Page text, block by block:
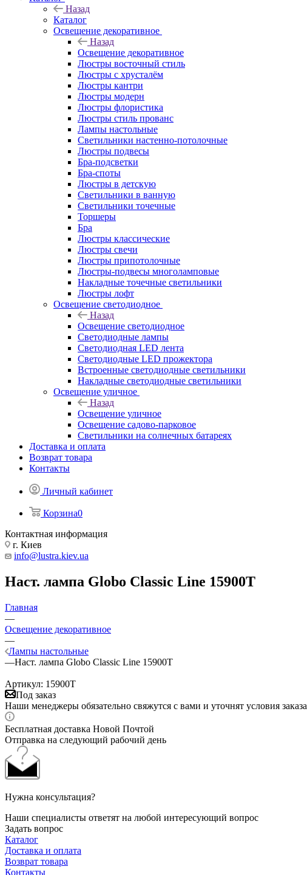
Назад
Каталог
Освещение декоративное
Назад
Освещение декоративное
Люстры восточный стиль
Люстры с хрусталём
Люстры кантри
Люстры модерн
Люстры флористика
Люстры стиль прованс
Лампы настольные
Светильники настенно-потолочные
Люстры подвесы
Бра-подсветки
Бра-споты
Люстры в детскую
Светильники в ванную
Светильники точечные
Торшеры
Бра
Люстры классические
Люстры свечи
Люстры припотолочные
Люстры-подвесы многоламповые
Накладные точечные светильники
Люстры лофт
Освещение светодиодное
Назад
Освещение светодиодное
Светодиодные лампы
Светодиодная LED лента
Светодиодные LED прожектора
Встроенные светодиодные светильники
Накладные светодиодные светильники
Освещение уличное
Назад
Освещение уличное
Освещение садово-парковое
Светильники на солнечных батареях
Доставка и оплата
Возврат товара
Контакты
Личный кабинет
Корзина0
Контактная информация
г. Киев
info@lustra.kiev.ua
Наст. лампа Globo Classic Line 15900T
Главная
—
Освещение декоративное
—
Лампы настольные
—Наст. лампа Globo Classic Line 15900T
Артикул: 15900T
Под заказ
Наши менеджеры обязательно свяжутся с вами и уточнят условия заказа
Бесплатная доставка Новой Почтой
Отправка на следующий рабочий день
Нужна консультация?
Наши специалисты ответят на любой интересующий вопрос
Задать вопрос
Каталог
Доставка и оплата
Возврат товара
Контакты